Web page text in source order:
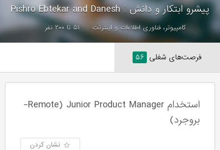
پیشرو ابتکار و دانش|
Pishro Ebtekar and Danesh
کامپیوتر، فناوری اطلاعات و اینترنت ۵۱ تا ۲۰۰ نفر
فرصت‌های شغلی ۵۶
استخدام Junior Product Manager (Remote-
بروجرد)
نشان کردن